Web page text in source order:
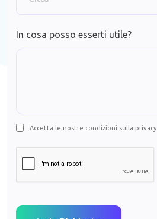
In cosa posso esserti utile?
Accetta le nostre condizioni sulla privacy